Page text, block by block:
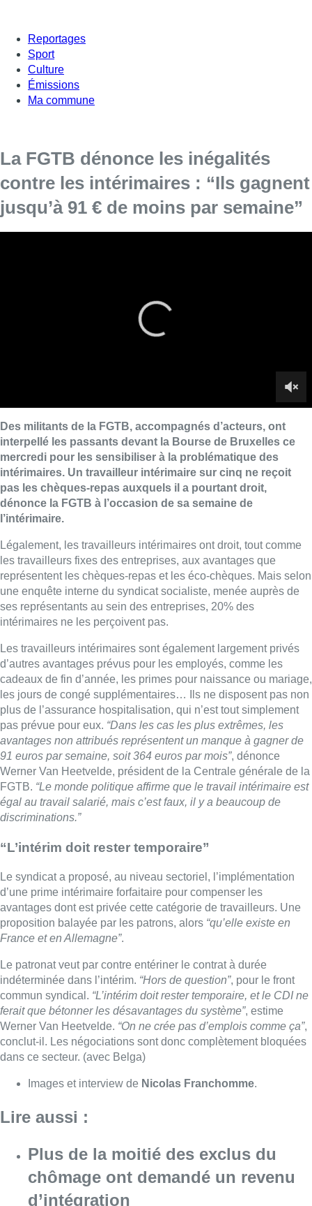
Reportages
Sport
Culture
Émissions
Ma commune
La FGTB dénonce les inégalités
contre les intérimaires : “Ils gagnent
jusqu’à 91 € de moins par semaine”
pas les chèques-repas auxquels il a pourtant droit,
dénonce la FGTB à l’occasion de sa semaine de
représentent les chèques-repas et les éco-chèques. Mais selon
une enquête interne du syndicat socialiste, menée auprès de
ses représentants au sein des entreprises, 20% des
intérimaires ne les perçoivent pas.
Les travailleurs intérimaires sont également largement privés
d’autres avantages prévus pour les employés, comme les
cadeaux de fin d’année, les primes pour naissance ou mariage,
les jours de congé supplémentaires… Ils ne disposent pas non
plus de l’assurance hospitalisation, qui n’est tout simplement
pas prévue pour eux. “Dans les cas les plus extrêmes, les
avantages non attribués représentent un manque à gagner de
91 euros par semaine, soit 364 euros par mois”
, dénonce
Werner Van Heetvelde, président de la Centrale générale de la
“Le monde politique affirme que le travail intérimaire
égal au travail salarié, mais c’est faux, il y a beaucoup de
“L’intérim doit rester temporaire”
Le syndicat a proposé, au niveau sectoriel, l’implémentation
d’une primeintérimaireforfaitaire pour compenser les
avantages dont est privée cette catégorie de travailleurs. Une
proposition balayée par les patrons, alors“qu’elle existe en
France et en Allemagne”.
Le patronat veut par contre entériner le contrat à durée
indéterminée dans l’intérim.“Hors de question”, pour le front
commun syndical.“L’intérim doit rester temporaire, et le CDI ne
ferait que bétonner les désavantages du système”
conclut-il. Les négociations sont donc complètement bloquées
dans ce secteur. (avec Belga)
Images et interview deNicolas Franchomme.
Lire aussi :
Plus de la moitié des exclus du
chômage ont demandé un revenu
d’intégration